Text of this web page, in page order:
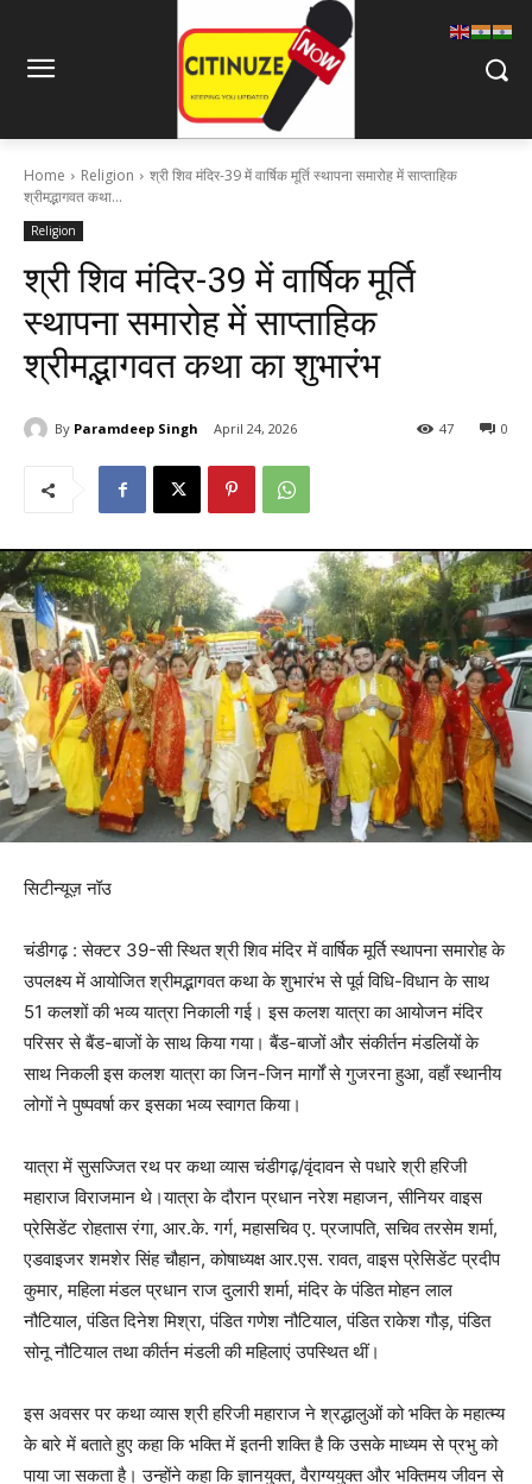
Home Religion
श्री शिव मंदिर-39 में वार्षिक मूर्ति स्थापना समारोह में साप्ताहिक
श्रीमद्भागवत कथा...
Religion
श्री शिव मंदिर-39 में वार्षिक मूर्ति
स्थापना समारोह में साप्ताहिक
श्रीमद्भागवत कथा का शुभारंभ
By Paramdeep Singh April 24, 2026 0
47
सिटीन्यूज़ नॉउ
चंडीगढ़ : सेक्टर 39-सी स्थित श्री शिव मंदिर में वार्षिक मूर्ति स्थापना समारोह के
उपलक्ष्य में आयोजित श्रीमद्भागवत कथा के शुभारंभ से पूर्व विधि-विधान के साथ
51 कलशों की भव्य यात्रा निकाली गई। इस कलश यात्रा का आयोजन मंदिर
परिसर से बैंड-बाजों के साथ किया गया। बैंड-बाजों और संकीर्तन मंडलियों के
साथ निकली इस कलश यात्रा का जिन-जिन मार्गों से गुजरना हुआ, वहाँ स्थानीय
लोगों ने पुष्पवर्षा कर इसका भव्य स्वागत किया।
यात्रा में सुसज्जित रथ पर कथा व्यास चंडीगढ़/वृंदावन से पधारे श्री हरिजी
महाराज विराजमान थे।यात्रा के दौरान प्रधान नरेश महाजन, सीनियर वाइस
प्रेसिडेंट रोहतास रंगा, आर.के. गर्ग, महासचिव ए. प्रजापति, सचिव तरसेम शर्मा,
एडवाइजर शमशेर सिंह चौहान, कोषाध्यक्ष आर.एस. रावत, वाइस प्रेसिडेंट प्रदीप
कुमार, महिला मंडल प्रधान राज दुलारी शर्मा, मंदिर के पंडित मोहन लाल
नौटियाल, पंडित दिनेश मिश्रा, पंडित गणेश नौटियाल, पंडित राकेश गौड़, पंडित
सोनू नौटियाल तथा कीर्तन मंडली की महिलाएं उपस्थित थीं।
इस अवसर पर कथा व्यास श्री हरिजी महाराज ने श्रद्धालुओं को भक्ति के महात्म्य
के बारे में बताते हुए कहा कि भक्ति में इतनी शक्ति है कि उसके माध्यम से प्रभु को
पाया जा सकता है। उन्होंने कहा कि ज्ञानयुक्त, वैराग्ययुक्त और भक्तिमय जीवन से